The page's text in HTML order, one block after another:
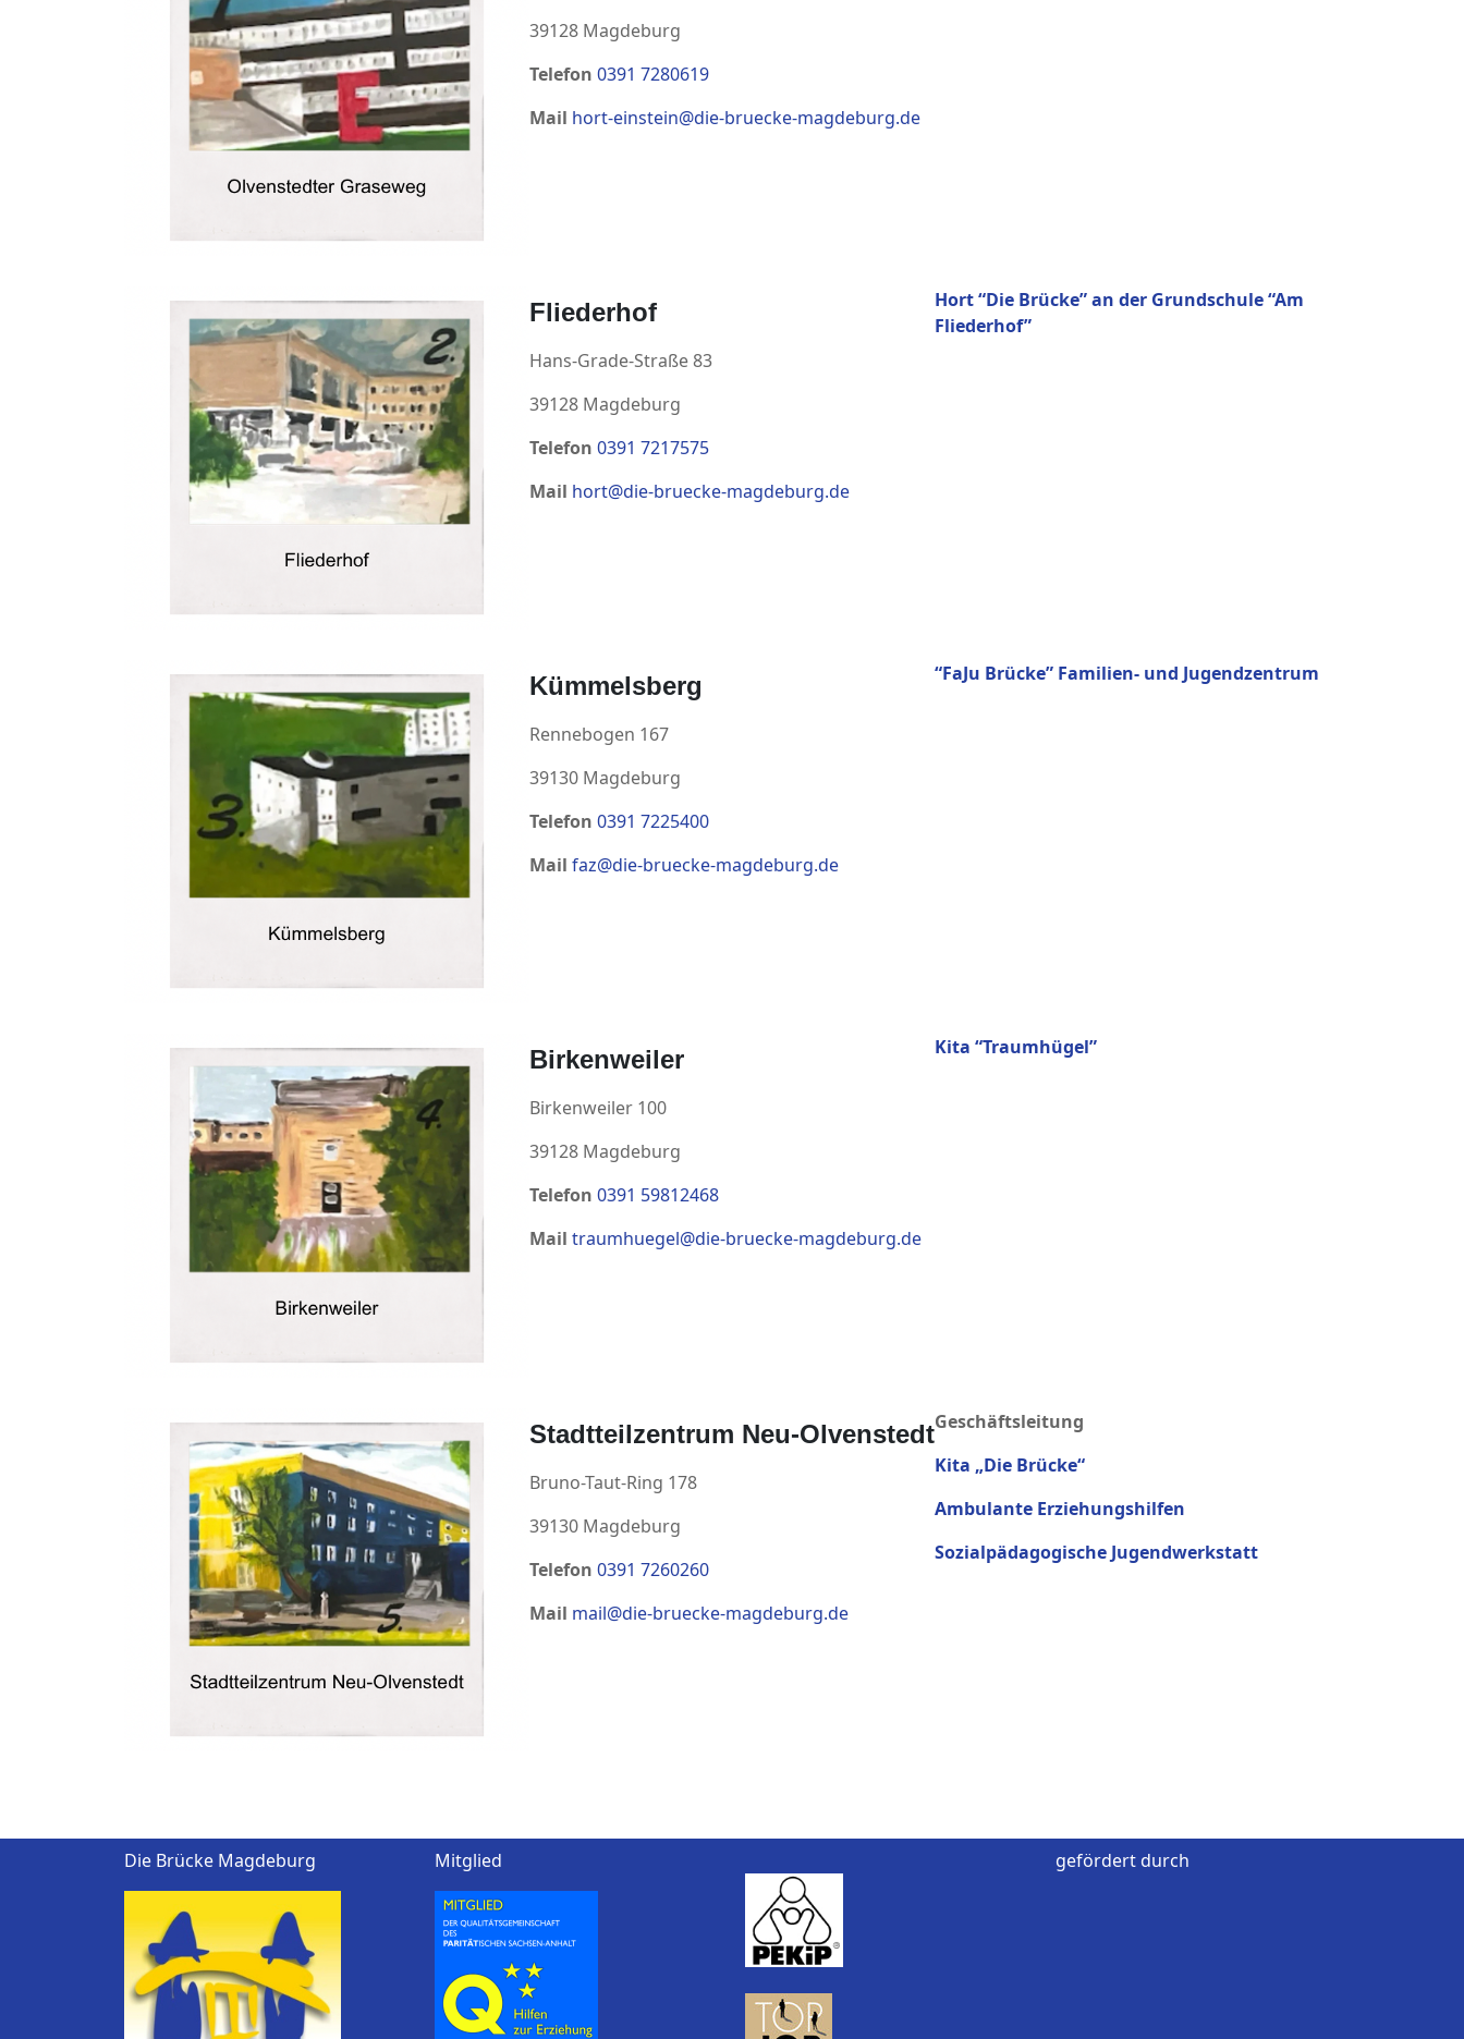
39128 Magdeburg
Telefon 0391 7280619
Mail hort-einstein@die-bruecke-magdeburg.de
Fliederhof
Hans-Grade-Straße 83
39128 Magdeburg
Telefon 0391 7217575
Mail hort@die-bruecke-magdeburg.de
Hort “Die Brücke” an der Grundschule “Am
Fliederhof”
Kümmelsberg
Rennebogen 167
39130 Magdeburg
Telefon 0391 7225400
Mail faz@die-bruecke-magdeburg.de
“FaJu Brücke” Familien- und Jugendzentrum
Birkenweiler
Birkenweiler 100
39128 Magdeburg
Telefon 0391 59812468
Mail traumhuegel@die-bruecke-magdeburg.de
Kita “Traumhügel”
Stadtteilzentrum Neu-Olvenstedt
Bruno-Taut-Ring 178
39130 Magdeburg
Telefon 0391 7260260
Mail mail@die-bruecke-magdeburg.de
Geschäftsleitung
Kita „Die Brücke“
Ambulante Erziehungshilfen
Sozialpädagogische Jugendwerkstatt
Die Brücke Magdeburg Mitglied gefördert durch